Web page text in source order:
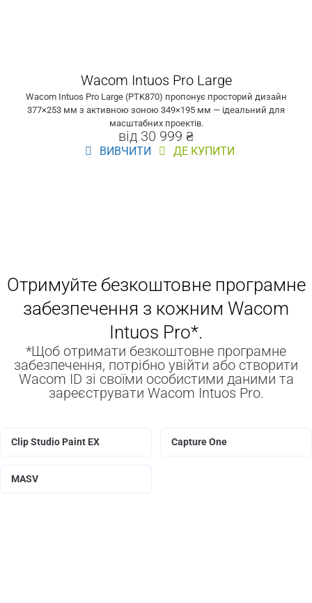
Wacom Intuos Pro Large
Wacom Intuos Pro Large (PTK870) пропонує просторий дизайн
377×253 мм з активною зоною 349×195 мм — ідеальний для
масштабних проектів.
від 30 999 ₴
ВИВЧИТИ ДЕ КУПИТИ
Отримуйте безкоштовне програмне
забезпечення з кожним Wacom
Intuos Pro*.
*Щоб отримати безкоштовне програмне
забезпечення, потрібно увійти або створити
Wacom ID зі своїми особистими даними та
зареєструвати Wacom Intuos Pro.
Clip Studio Paint EX Capture One
MASV